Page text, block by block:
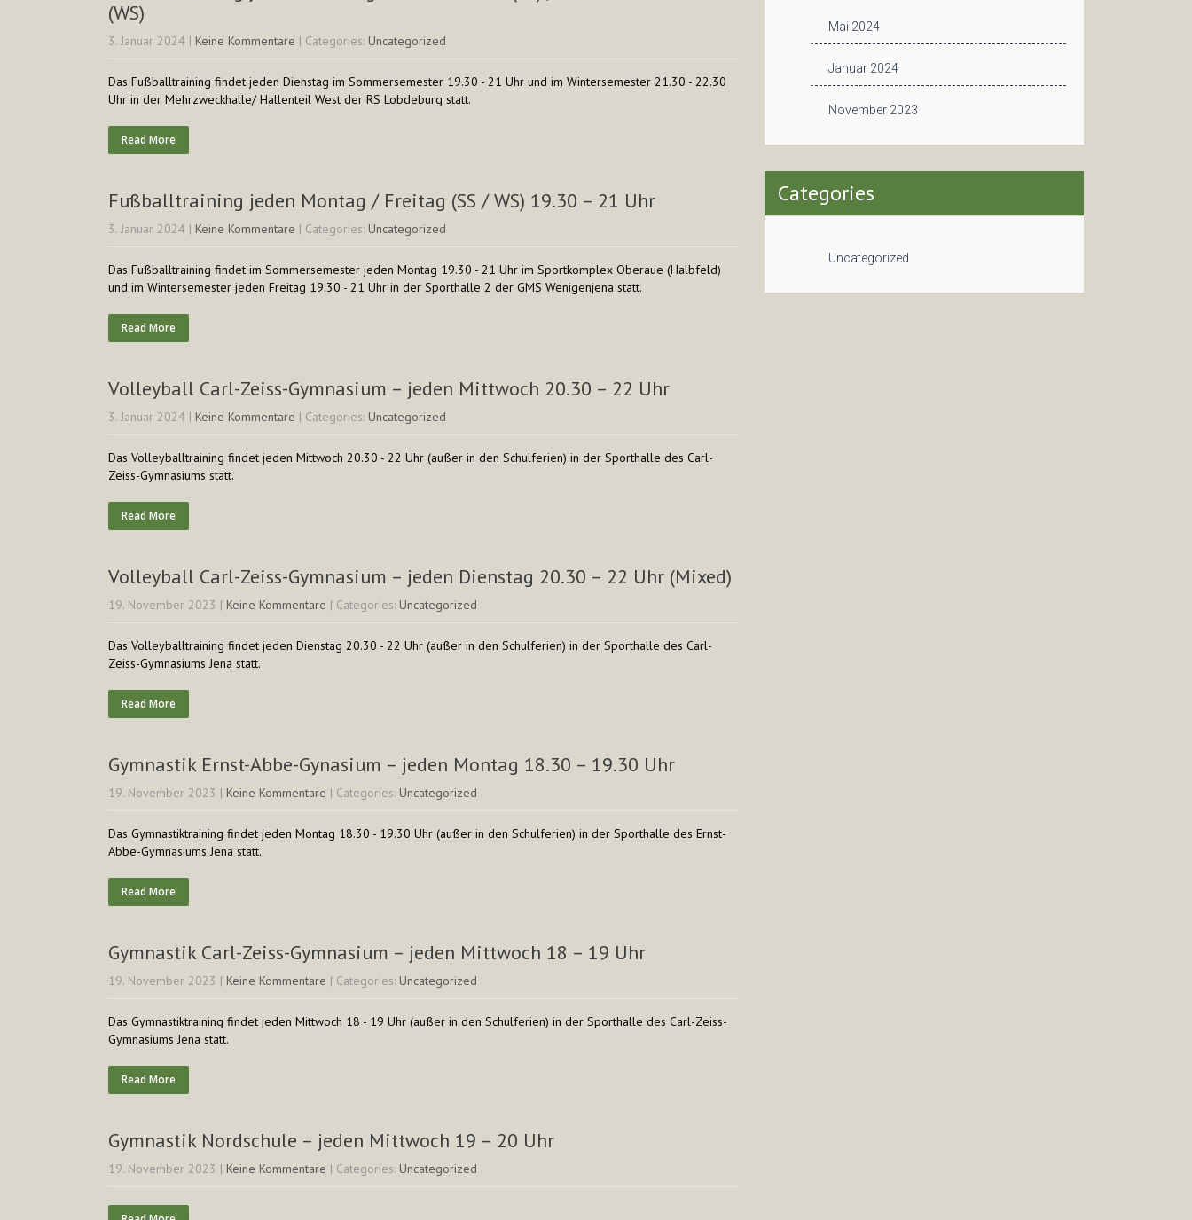
(WS)
3. Januar 2024 | Keine Kommentare | Categories: Uncategorized
Das Fußballtraining findet jeden Dienstag im Sommersemester 19.30 - 21 Uhr und im Wintersemester 21.30 - 22.30
Uhr in der Mehrzweckhalle/ Hallenteil West der RS Lobdeburg statt.
Read More
Fußballtraining jeden Montag / Freitag (SS / WS) 19.30 – 21 Uhr
3. Januar 2024 | Keine Kommentare | Categories: Uncategorized
Das Fußballtraining findet im Sommersemester jeden Montag 19.30 - 21 Uhr im Sportkomplex Oberaue (Halbfeld)
und im Wintersemester jeden Freitag 19.30 - 21 Uhr in der Sporthalle 2 der GMS Wenigenjena statt.
Read More
Volleyball Carl-Zeiss-Gymnasium – jeden Mittwoch 20.30 – 22 Uhr
3. Januar 2024 | Keine Kommentare | Categories: Uncategorized
Das Volleyballtraining findet jeden Mittwoch 20.30 - 22 Uhr (außer in den Schulferien) in der Sporthalle des Carl-
Zeiss-Gymnasiums statt.
Read More
Volleyball Carl-Zeiss-Gymnasium – jeden Dienstag 20.30 – 22 Uhr (Mixed)
19. November 2023 | Keine Kommentare | Categories: Uncategorized
Das Volleyballtraining findet jeden Dienstag 20.30 - 22 Uhr (außer in den Schulferien) in der Sporthalle des Carl-
Zeiss-Gymnasiums Jena statt.
Read More
Gymnastik Ernst-Abbe-Gynasium – jeden Montag 18.30 – 19.30 Uhr
19. November 2023 | Keine Kommentare | Categories: Uncategorized
Das Gymnastiktraining findet jeden Montag 18.30 - 19.30 Uhr (außer in den Schulferien) in der Sporthalle des Ernst-
Abbe-Gymnasiums Jena statt.
Read More
Gymnastik Carl-Zeiss-Gymnasium – jeden Mittwoch 18 – 19 Uhr
19. November 2023 | Keine Kommentare | Categories: Uncategorized
Das Gymnastiktraining findet jeden Mittwoch 18 - 19 Uhr (außer in den Schulferien) in der Sporthalle des Carl-Zeiss-
Gymnasiums Jena statt.
Read More
Gymnastik Nordschule – jeden Mittwoch 19 – 20 Uhr
19. November 2023 | Keine Kommentare | Categories: Uncategorized
Mai 2024
Januar 2024
November 2023
Categories
Uncategorized